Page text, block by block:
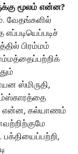
மூலம் என்ன?
வேதங்களில்
பிரம்மம்
ஸ்மிருதி,
என்ன, கல்யாணம்